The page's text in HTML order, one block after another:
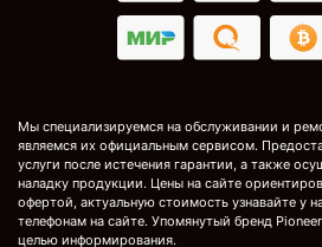
Мы специализируемся на обслуживании и
являемся их официальным сервисом.
услуги после истечения гарантии, а также
наладку продукции. Цены на сайте
офертой, актуальную стоимость узнавайте у
телефонам на сайте. Упомянутый бренд
целью информирования.